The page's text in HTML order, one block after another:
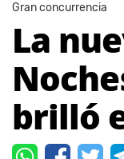
Gran concurrencia
La
brilló